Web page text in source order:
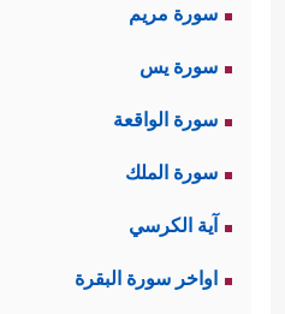
سورة مريم
سورة يس
سورة الواقعة
سورة الملك
آية الكرسي
اواخر سورة البقرة